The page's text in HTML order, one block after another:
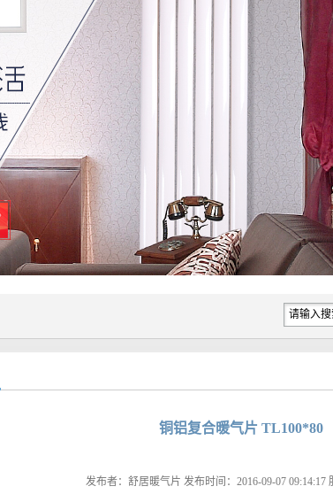
铜铝复合暖气片 TL100*80
发布者：舒居暖气片 发布时间：2016-09-07 09:14:17